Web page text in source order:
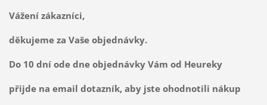
Vážení zákazníci,
děkujeme za Vaše objednávky.
Do 10 dní ode dne objednávky Vám od Heureky
přijde na email dotazník, aby jste ohodnotili nákup